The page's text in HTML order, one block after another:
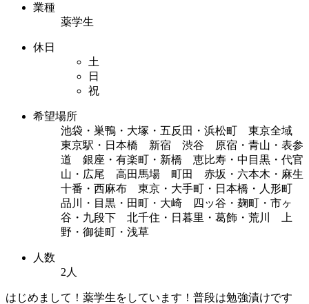
業種
薬学生
休日
土
日
祝
希望場所
池袋・巣鴨・大塚・五反田・浜松町 東京全域
東京駅・日本橋 新宿 渋谷 原宿・青山・表参
道 銀座・有楽町・新橋 恵比寿・中目黒・代官
山・広尾 高田馬場 町田 赤坂・六本木・麻生
十番・西麻布 東京・大手町・日本橋・人形町
品川・目黒・田町・大崎 四ッ谷・麹町・市ヶ
谷・九段下 北千住・日暮里・葛飾・荒川 上
野・御徒町・浅草
人数
2人
はじめまして！薬学生をしています！普段は勉強漬けです